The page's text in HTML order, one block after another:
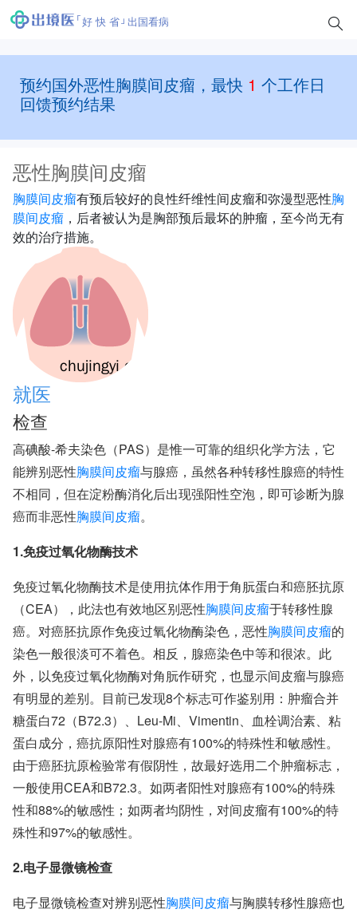
好 快 省 出国看病
预约国外恶性胸膜间皮瘤，最快 1 个工作日
回馈预约结果
恶性胸膜间皮瘤
胸膜间皮瘤有预后较好的良性纤维性间皮瘤和弥漫型恶性胸
膜间皮瘤 ，后者被认为是胸部预后最坏的肿瘤，至今尚无有
效的治疗措施。
就医
检查
高碘酸-希夫染色（PAS）是惟一可靠的组织化学方法，它
能辨别恶性胸膜间皮瘤与腺癌，虽然各种转移性腺癌的特性
不相同，但在淀粉酶消化后出现强阳性空泡，即可诊断为腺
癌而非恶性胸膜间皮瘤。
1.免疫过氧化物酶技术
免疫过氧化物酶技术是使用抗体作用于角朊蛋白和癌胚抗原
（CEA），此法也有效地区别恶性胸膜间皮瘤于转移性腺
癌。对癌胚抗原作免疫过氧化物酶染色，恶性胸膜间皮瘤的
染色一般很淡可不着色。相反，腺癌染色中等和很浓。此
外，以免疫过氧化物酶对角朊作研究，也显示间皮瘤与腺癌
有明显的差别。目前已发现8个标志可作鉴别用：肿瘤合并
糖蛋白72（B72.3）、Leu-Mi、Vimentin、血栓调治素、粘
蛋白成分，癌抗原阳性对腺癌有100%的特殊性和敏感性。
由于癌胚抗原检验常有假阴性，故最好选用二个肿瘤标志，
一般使用CEA和B72.3。如两者阳性对腺癌有100%的特殊
性和88%的敏感性；如两者均阴性，对间皮瘤有100%的特
殊性和97%的敏感性。
2.电子显微镜检查
电子显微镜检查对辨别恶性胸膜间皮瘤与胸膜转移性腺癌也